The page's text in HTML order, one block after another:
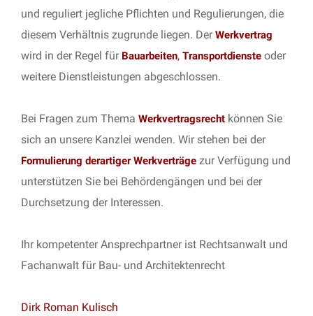
und reguliert jegliche Pflichten und Regulierungen, die
diesem Verhältnis zugrunde liegen. DerWerkvertrag
wird in der Regel für Bauarbeiten, Transportdienste oder
weitere Dienstleistungen abgeschlossen.
Bei Fragen zum Thema Werkvertragsrecht können Sie
sich an unsere Kanzlei wenden. Wir stehen bei der
Formulierung derartiger Werkverträge zur Verfügung und
unterstützen Sie bei Behördengängen und bei der
Durchsetzung der Interessen.
Ihr kompetenter Ansprechpartner ist Rechtsanwalt und
Fachanwalt für Bau- und Architektenrecht
Dirk Roman Kulisch